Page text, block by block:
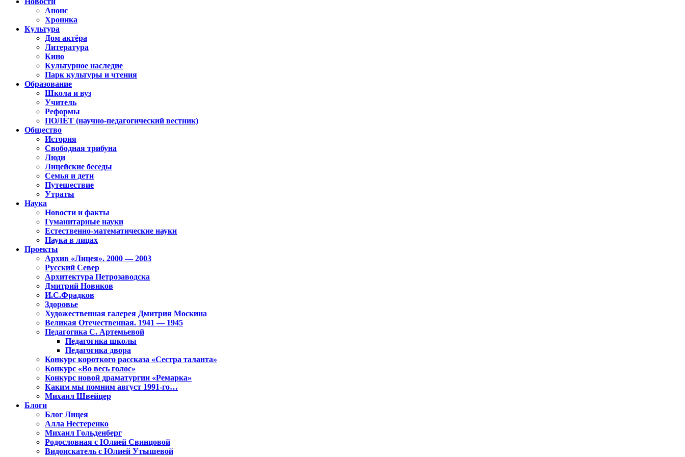
Анонс
Хроника
Культура
Дом актёра
Литература
Кино
Культурное наследие
Парк культуры и чтения
Образование
Школа и вуз
Учитель
Реформы
ПОЛЁТ (научно-педагогический вестник)
Общество
История
Свободная трибуна
Люди
Лицейские беседы
Семья и дети
Путешествие
Утраты
Наука
Новости и факты
Гуманитарные науки
Естественно-математические науки
Наука в лицах
Проекты
Архив «Лицея». 2000 — 2003
Русский Север
Архитектура Петрозаводска
Дмитрий Новиков
И.С.Фрадков
Здоровье
Художественная галерея Дмитрия Москина
Великая Отечественная. 1941 — 1945
Педагогика С. Артемьевой
Педагогика школы
Педагогика двора
Конкурс короткого рассказа «Сестра таланта»
Конкурс «Во весь голос»
Конкурс новой драматургии «Ремарка»
Каким мы помним август 1991-го…
Михаил Швейцер
Блоги
Блог Лицея
Алла Нестеренко
Михаил Гольденберг
Родословная с Юлией Свинцовой
Видоискатель с Юлией Утышевой